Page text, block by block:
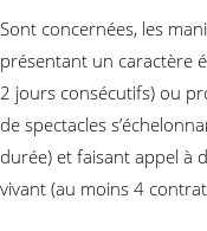
Sont concernées, les
présentant un caractère
2 jours consécutifs) ou
de spectacles
durée) et faisant appel à
vivant (au moins 4